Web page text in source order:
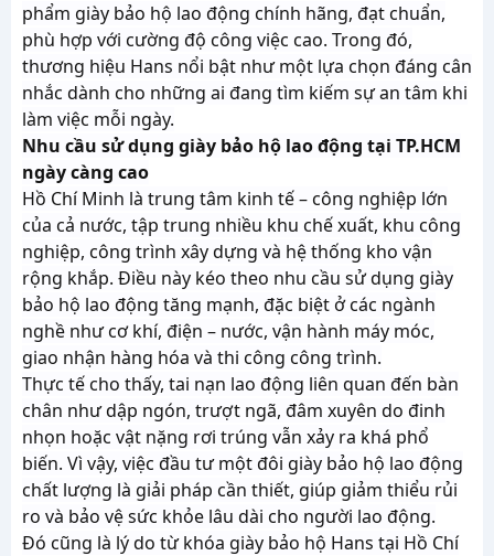
phẩm giày bảo hộ lao động chính hãng, đạt chuẩn,
phù hợp với cường độ công việc cao. Trong đó,
thương hiệu Hans nổi bật như một lựa chọn đáng cân
nhắc dành cho những ai đang tìm kiếm sự an tâm khi
làm việc mỗi ngày.
Nhu cầu sử dụng giày bảo hộ lao động tại TP.HCM
ngày càng cao
Hồ Chí Minh là trung tâm kinh tế – công nghiệp lớn
của cả nước, tập trung nhiều khu chế xuất, khu công
nghiệp, công trình xây dựng và hệ thống kho vận
rộng khắp. Điều này kéo theo nhu cầu sử dụng giày
bảo hộ lao động tăng mạnh, đặc biệt ở các ngành
nghề như cơ khí, điện – nước, vận hành máy móc,
giao nhận hàng hóa và thi công công trình.
Thực tế cho thấy, tai nạn lao động liên quan đến bàn
chân như dập ngón, trượt ngã, đâm xuyên do đinh
nhọn hoặc vật nặng rơi trúng vẫn xảy ra khá phổ
biến. Vì vậy, việc đầu tư một đôi giày bảo hộ lao động
chất lượng là giải pháp cần thiết, giúp giảm thiểu rủi
ro và bảo vệ sức khỏe lâu dài cho người lao động.
Đó cũng là lý do từ khóa giày bảo hộ Hans tại Hồ Chí